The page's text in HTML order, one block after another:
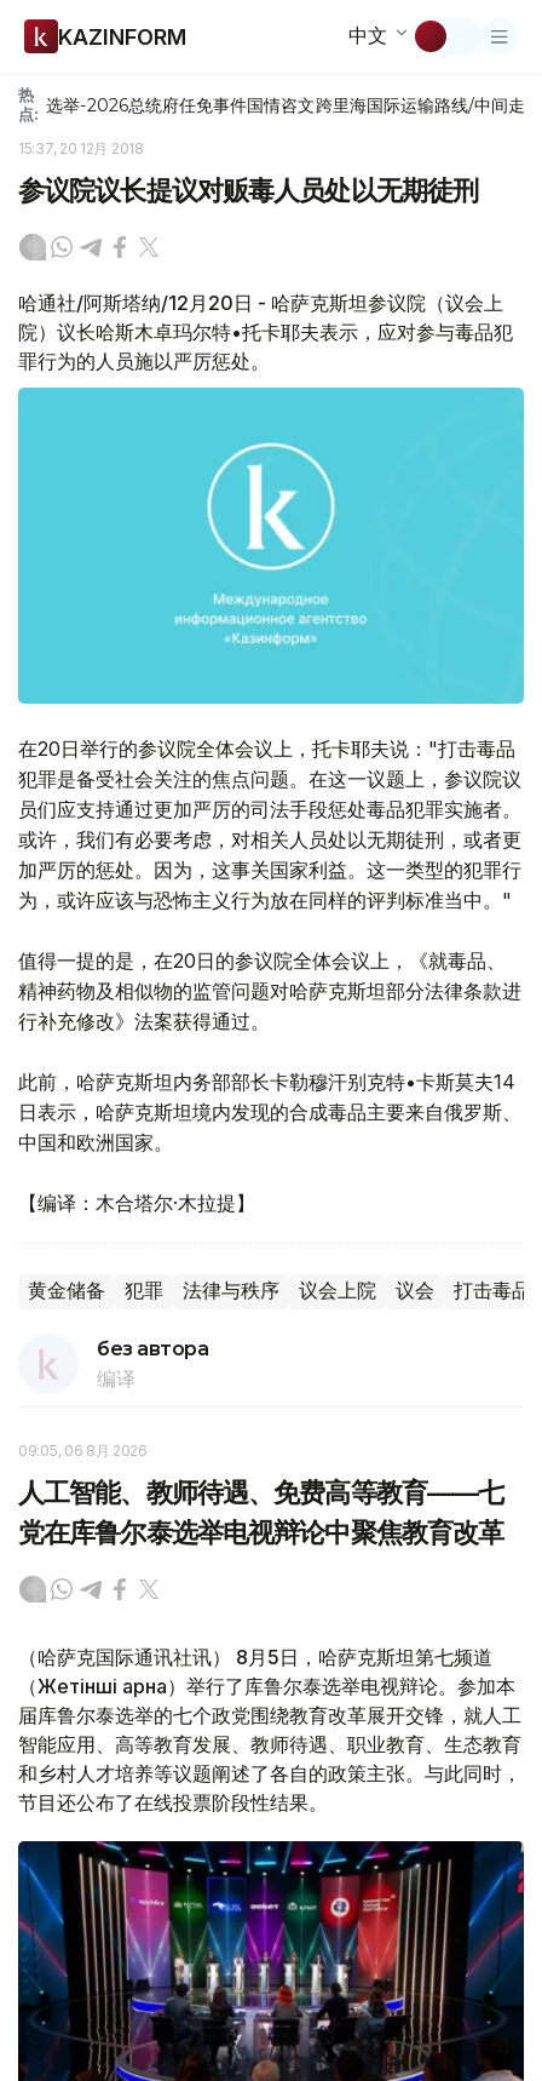
KAZINFORM 中文
热
点: 选举-2026总统府任免事件国情咨文跨里海国际运输路线/中间走廊
15:37, 20 12月 2018
参议院议长提议对贩毒人员处以无期徒刑
哈通社/阿斯塔纳/12月20日 - 哈萨克斯坦参议院（议会上
院）议长哈斯木卓玛尔特•托卡耶夫表示，应对参与毒品犯
罪行为的人员施以严厉惩处。
在20日举行的参议院全体会议上，托卡耶夫说："打击毒品
犯罪是备受社会关注的焦点问题。在这一议题上，参议院议
员们应支持通过更加严厉的司法手段惩处毒品犯罪实施者。
或许，我们有必要考虑，对相关人员处以无期徒刑，或者更
加严厉的惩处。因为，这事关国家利益。这一类型的犯罪行
为，或许应该与恐怖主义行为放在同样的评判标准当中。"
值得一提的是，在20日的参议院全体会议上，《就毒品、
精神药物及相似物的监管问题对哈萨克斯坦部分法律条款进
行补充修改》法案获得通过。
此前，哈萨克斯坦内务部部长卡勒穆汗别克特•卡斯莫夫14
日表示，哈萨克斯坦境内发现的合成毒品主要来自俄罗斯、
中国和欧洲国家。
【编译：木合塔尔·木拉提】
黄金储备 犯罪 法律与秩序 议会上院 议会 打击毒品
без автора
编译
09:05, 06 8月 2026
人工智能、教师待遇、免费高等教育——七
党在库鲁尔泰选举电视辩论中聚焦教育改革
（哈萨克国际通讯社讯） 8月5日，哈萨克斯坦第七频道
（Жетінші арна）举行了库鲁尔泰选举电视辩论。参加本
届库鲁尔泰选举的七个政党围绕教育改革展开交锋，就人工
智能应用、高等教育发展、教师待遇、职业教育、生态教育
和乡村人才培养等议题阐述了各自的政策主张。与此同时，
节目还公布了在线投票阶段性结果。